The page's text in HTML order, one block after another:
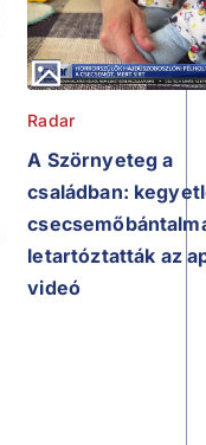
Radar
A Szörnyeteg a
családban:
letartóztatták az
videó